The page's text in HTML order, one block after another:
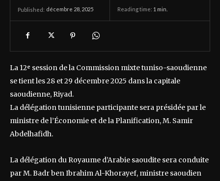
Published: décembre 28, 2025 Reading time: 1 min.
La 12ᵉ session de la Commission mixte tuniso-saoudienne
se tient les 28 et 29 décembre 2025 dans la capitale
saoudienne, Riyad.
La délégation tunisienne participante sera présidée par le
ministre de l’Économie et de la Planification, M. Samir
Abdelhafidh.
La délégation du Royaume d’Arabie saoudite sera conduite
par M. Badr ben Ibrahim Al-Khorayef, ministre saoudien